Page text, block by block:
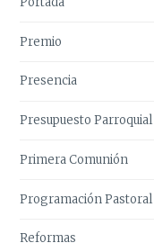
Premio
Presencia
Presupuesto Parroquial
Primera Comunión
Programación Pastoral
Reformas